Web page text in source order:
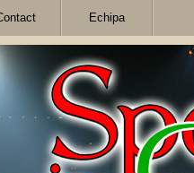
Echipa